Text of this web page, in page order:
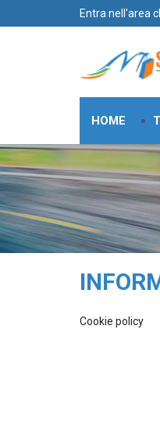
Entra nell'area
HOME
Cookie policy